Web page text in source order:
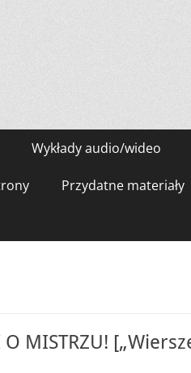
Wykłady audio/wideo
Przydatne materiały
MISTRZU!